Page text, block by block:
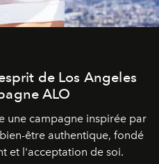
de Los Angeles
ALO
une campagne inspirée par
être authentique, fondé
et l'acceptation de soi.